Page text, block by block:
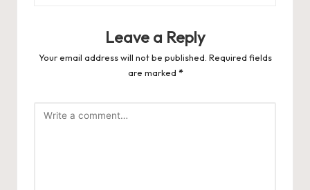
Leave a Reply
Your email address will not be published. Required fields
are marked *